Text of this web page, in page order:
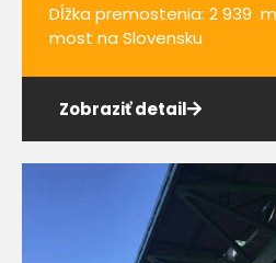
Dĺžka premostenia: 2 939
most na Slovensku
Zobraziť detail